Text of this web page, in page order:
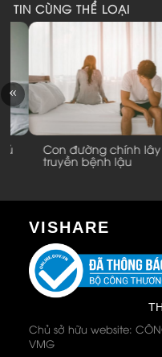
TIN CÙNG THỂ LOẠI
Con đường chính lây
truyền bệnh lậu
VISHARE
Chủ sở hữu website:
VMG